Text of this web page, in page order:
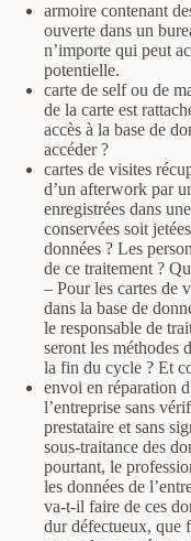
armoire contenant
ouverte dans un
n’importe qui peut
potentielle.
carte de self ou de
de la carte est
accès à la base de
accéder ?
cartes de visites
d’un afterwork par
enregistrées dans
conservées soit
données ? Les
de ce traitement ?
– Pour les cartes de
dans la base de
le responsable de
seront les méthodes
la fin du cycle ? Et
envoi en réparation
l’entreprise sans
prestataire et sans
sous-traitance des
pourtant, le
les données de
va-t-il faire de ces
dur défectueux, que